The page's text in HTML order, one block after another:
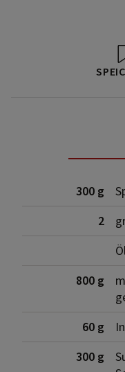
300 g
2
800 g
60 g
300 g